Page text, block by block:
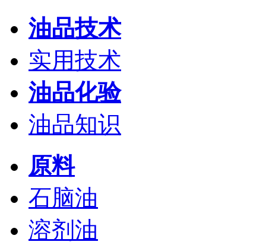
油品技术
实用技术
油品化验
油品知识
原料
石脑油
溶剂油